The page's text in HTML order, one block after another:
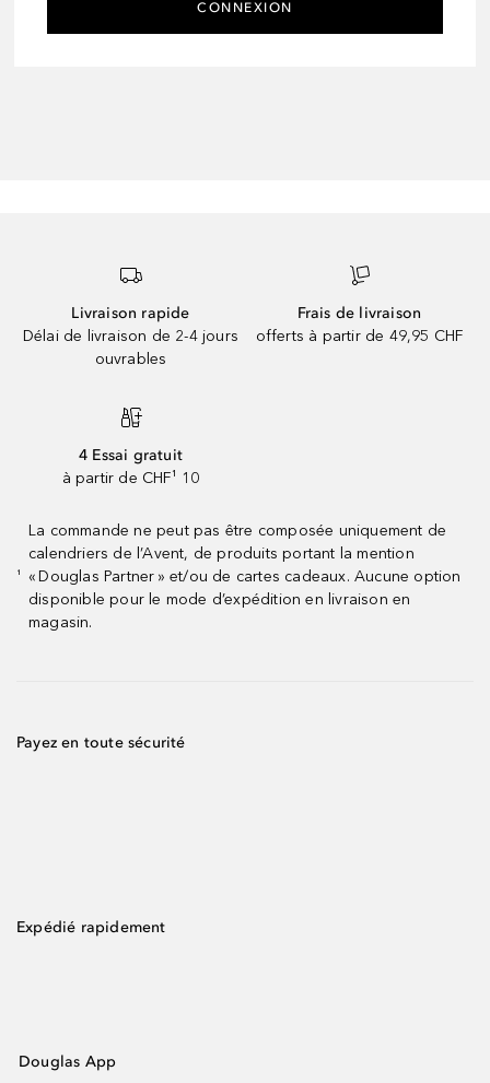
CONNEXION
Livraison rapide
Délai de livraison de 2-4 jours
ouvrables
Frais de livraison
offerts à partir de 49,95 CHF
4 Essai gratuit
à partir de CHF¹ 10
¹
La commande ne peut pas être composée uniquement de
calendriers de l’Avent, de produits portant la mention
« Douglas Partner » et/ou de cartes cadeaux. Aucune option
disponible pour le mode d’expédition en livraison en
magasin.
Payez en toute sécurité
Expédié rapidement
Douglas App